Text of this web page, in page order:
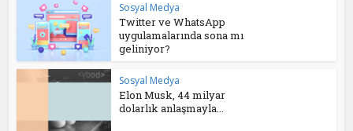
Sosyal Medya
Twitter ve WhatsApp
uygulamalarında sona mı
geliniyor?
Sosyal Medya
Elon Musk, 44 milyar
dolarlık anlaşmayla...